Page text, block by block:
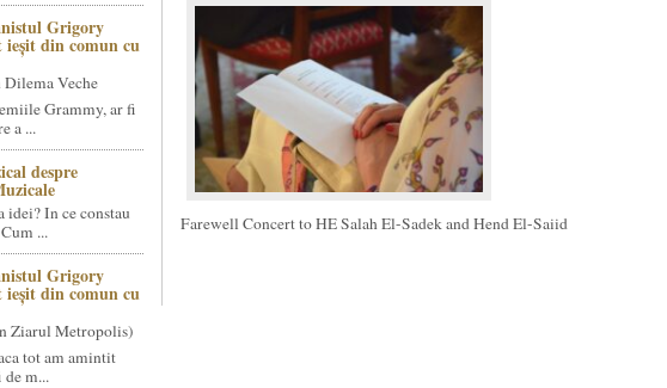
Grigory
ieșit din comun cu
Veche
Grammy, ar fi
a ...
despre
idei? In ce constau
...
Grigory
ieșit din comun cu
Ziarul Metropolis)
tot am amintit
m...
Farewell Concert to HE Salah El-Sadek and Hend El-Saiid